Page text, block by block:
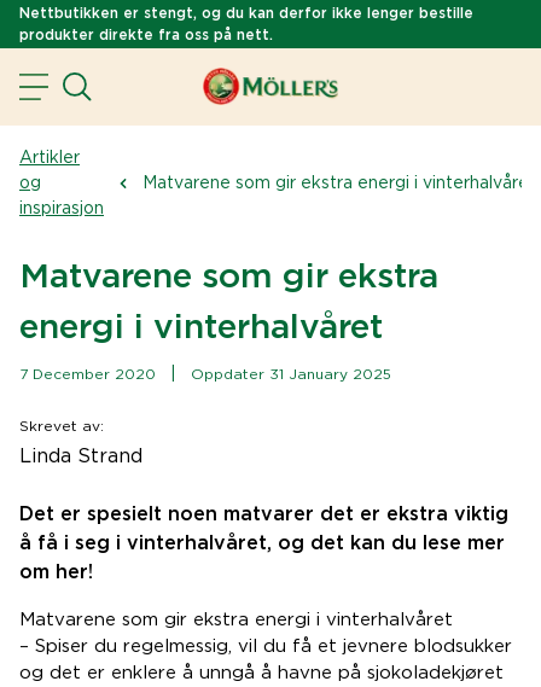
Nettbutikken er stengt, og du kan derfor ikke lenger bestille
produkter direkte fra oss på nett.
Artikler
og
inspirasjon
Matvarene som gir ekstra energi i vinterhalvåret
Matvarene som gir ekstra
energi i vinterhalvåret
7 December 2020 Oppdater 31 January 2025
Skrevet av:
Linda Strand
Det er spesielt noen matvarer det er ekstra viktig
å få i seg i vinterhalvåret, og det kan du lese mer
om her!
Matvarene som gir ekstra energi i vinterhalvåret
– Spiser du regelmessig, vil du få et jevnere blodsukker
og det er enklere å unngå å havne på sjokoladekjøret